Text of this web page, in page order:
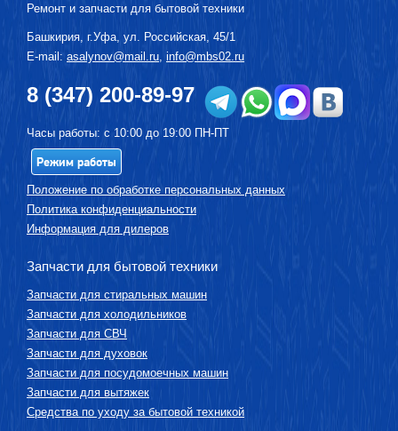
Ремонт и запчасти для бытовой техники
Башкирия, г.Уфа ул. Российская, 45/1
E-mail: asalynov@mail.ru info@mbs02.ru
8 (347) 200-89-97
Часы работы: с 10:00 до 19:00 ПН-ПТ
Режим работы
Положение по обработке персональных данных
Политика конфиденциальности
Информация для дилеров
Запчасти для бытовой техники
Запчасти для стиральных машин
Запчасти для холодильников
Запчасти для СВЧ
Запчасти для духовок
Запчасти для посудомоечных машин
Запчасти для вытяжек
Средства по уходу за бытовой техникой